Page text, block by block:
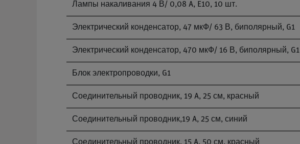
Лампы накаливания 4 В/ 0,08 A, E10, 10 шт.
Электрический конденсатор, 47 мкФ/ 63 В, биполярный, G1
Электрический конденсатор, 470 мкФ/ 16 В, биполярный, G1
Блок электропроводки, G1
Соединительный проводник, 19 A, 25 см, красный
Соединительный проводник,19 A, 25 см, синий